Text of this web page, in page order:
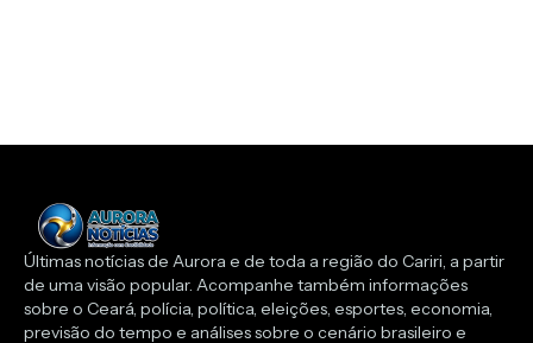
Últimas notícias de Aurora e de toda a região do Cariri, a partir
de uma visão popular. Acompanhe também informações
sobre o Ceará, polícia, política, eleições, esportes, economia,
previsão do tempo e análises sobre o cenário brasileiro e